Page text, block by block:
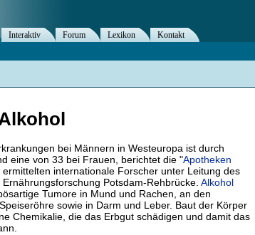
bei Männern in Westeuropa ist durch
eine von 33 bei Frauen, berichtet die "Apotheken
internationale Forscher unter Leitung des
Potsdam-Rehbrücke. Alkohol
Tumore in Mund und Rachen, an den
sowie in Darm und Leber. Baut der Körper
Chemikalie, die das Erbgut schädigen und damit das
Interaktiv Forum Lexikon
Kontakt